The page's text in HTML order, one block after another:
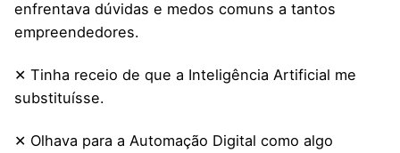
enfrentava dúvidas e medos comuns a tantos
empreendedores.
✕ Tinha receio de que a Inteligência Artificial me
substituísse.
✕ Olhava para a Automação Digital como algo